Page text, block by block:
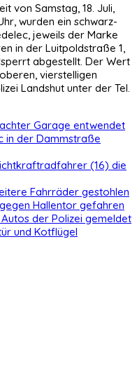
von Samstag, 18. Juli,
wurden ein schwarz-
jeweils der Marke
in der Luitpoldstraße 1,
abgestellt. Der Wert
vierstelligen
Landshut unter der Tel.
Garage entwendet
in der Dammstraße
(16) die
Fahrräder gestohlen
Hallentor gefahren
der Polizei gemeldet
und Kotflügel